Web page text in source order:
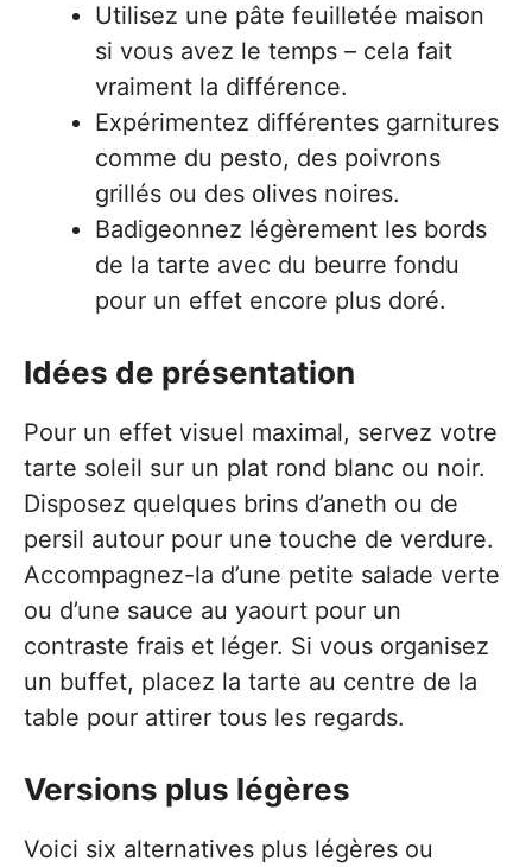
Utilisez une pâte feuilletée maison
si vous avez le temps – cela fait
vraiment la différence.
Expérimentez différentes garnitures
comme du pesto, des poivrons
grillés ou des olives noires.
Badigeonnez légèrement les bords
de la tarte avec du beurre fondu
pour un effet encore plus doré.
Idées de présentation
Pour un effet visuel maximal, servez votre
tarte soleil sur un plat rond blanc ou noir.
Disposez quelques brins d’aneth ou de
persil autour pour une touche de verdure.
Accompagnez-la d’une petite salade verte
ou d’une sauce au yaourt pour un
contraste frais et léger. Si vous organisez
un buffet, placez la tarte au centre de la
table pour attirer tous les regards.
Versions plus légères
Voici six alternatives plus légères ou